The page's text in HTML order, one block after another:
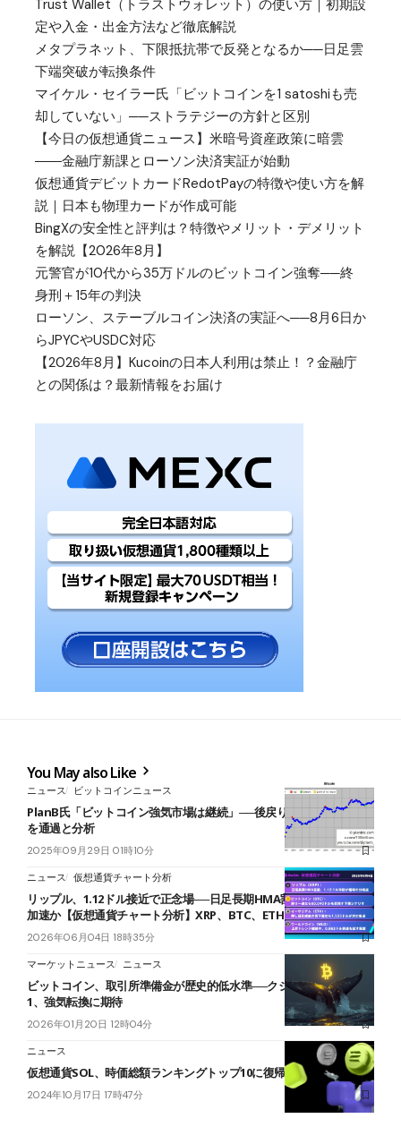
Trust Wallet（トラストウォレット）の使い方｜初期設
定や入金・出金方法など徹底解説
メタプラネット、下限抵抗帯で反発となるか──日足雲
下端突破が転換条件
マイケル・セイラー氏「ビットコインを1 satoshiも売
却していない」──ストラテジーの方針と区別
【今日の仮想通貨ニュース】米暗号資産政策に暗雲
――金融庁新課とローソン決済実証が始動
仮想通貨デビットカードRedotPayの特徴や使い方を解
説｜日本も物理カードが作成可能
BingXの安全性と評判は？特徴やメリット・デメリット
を解説【2026年8月】
元警官が10代から35万ドルのビットコイン強奪──終
身刑＋15年の判決
ローソン、ステーブルコイン決済の実証へ──8月6日か
らJPYCやUSDC対応
【2026年8月】Kucoinの日本人利用は禁止！？金融庁
との関係は？最新情報をお届け
You May also Like
ニュース ビットコインニュース
PlanB氏「ビットコイン強気市場は継続」──後戻りできない転換点
を通過と分析
2025年09月29日 01時10分
ニュース 仮想通貨チャート分析
リップル、1.12ドル接近で正念場──日足長期HMA割れなら下落相場
加速か【仮想通貨チャート分析】XRP、BTC、ETH、WLD
2026年06月04日 18時35分
マーケットニュース ニュース
ビットコイン、取引所準備金が歴史的低水準──クジラ売り圧も3分の
1、強気転換に期待
2026年01月20日 12時04分
ニュース
仮想通貨SOL、時価総額ランキングトップ10に復帰
2024年10月17日 17時47分